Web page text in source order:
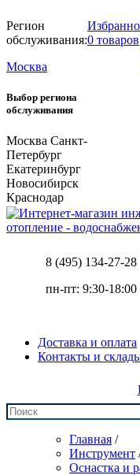
Регион
обслуживания:
Москва
Выбор региона
обслуживания
Москва Санкт-
Петербург
Екатеринбург
Новосибирск
Краснодар
0 товаров
отопление -
8 (495) 134-27-28
пн-пт: 9:30-18:00
Доставка и оплата
Контакты и
Главная /
Инструмент
Оснастка и